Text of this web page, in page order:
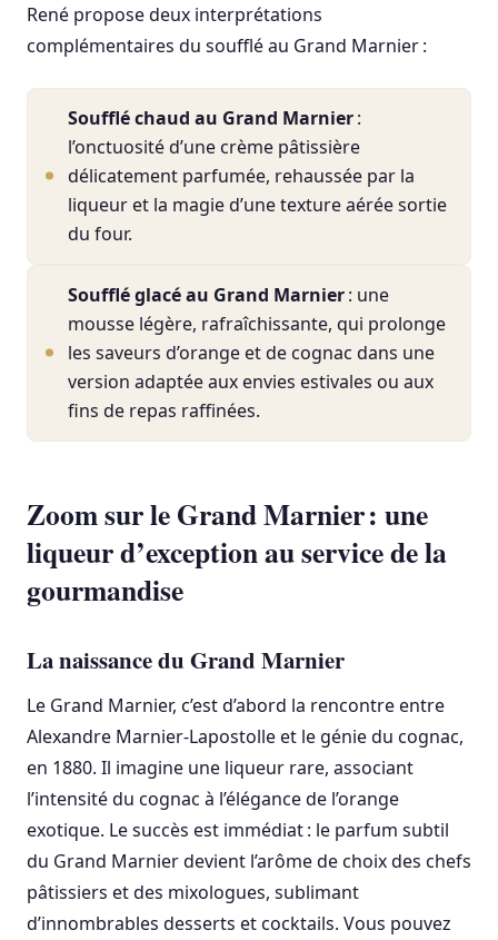
René propose deux interprétations
complémentaires du soufflé au Grand Marnier :
Soufflé chaud au Grand Marnier:
l’onctuosité d’une crème pâtissière
délicatement parfumée, rehaussée par la
liqueur et la magie d’une texture aérée sortie
du four.
Soufflé glacé au Grand Marnier: une
mousse légère, rafraîchissante, qui prolonge
les saveurs d’orange et de cognac dans une
version adaptée aux envies estivales ou aux
fins de repas raffinées.
Zoom sur le Grand Marnier : une
liqueur d’exception au service de la
gourmandise
La naissance du Grand Marnier
Le Grand Marnier, c’est d’abord la rencontre entre
Alexandre Marnier-Lapostolle et le génie du cognac,
en 1880. Il imagine une liqueur rare, associant
l’intensité du cognac à l’élégance de l’orange
exotique. Le succès est immédiat : le parfum subtil
du Grand Marnier devient l’arôme de choix des chefs
pâtissiers et des mixologues, sublimant
d’innombrables desserts et cocktails. Vous pouvez